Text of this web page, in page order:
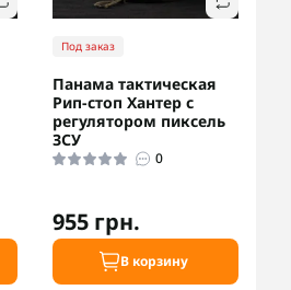
Под заказ
Панама тактическая
Рип-стоп Хантер с
регулятором пиксель
ЗСУ
0
955 грн.
В корзину